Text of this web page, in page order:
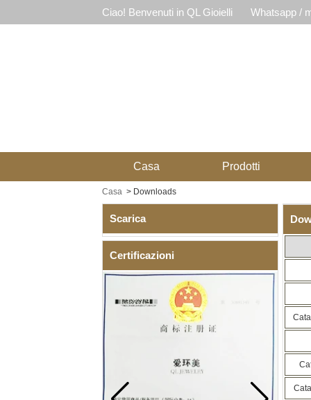
Ciao! Benvenuti in QL Gioielli Whatsapp /
Casa Prodotti
Casa> Downloads
Scarica
Certificazioni